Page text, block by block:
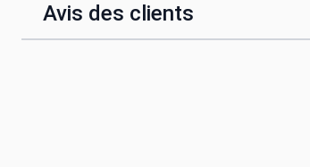
Avis des clients